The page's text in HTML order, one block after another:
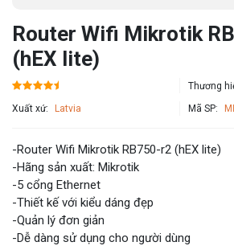
Router Wifi Mikrotik
(hEX lite)
Thương
Xuất xứ: Latvia Mã SP:
-Router Wifi Mikrotik RB750-r2 (hEX lite)
-Hãng sản xuất: Mikrotik
-5 cổng Ethernet
-Thiết kế với kiểu dáng đẹp
-Quản lý đơn giản
-Dễ dàng sử dụng cho người dùng